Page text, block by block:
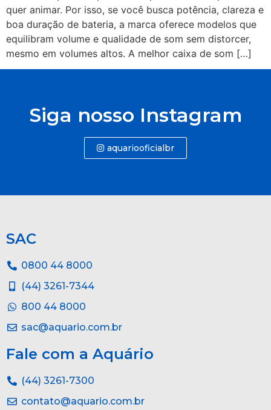
quer animar. Por isso, se você busca potência, clareza e
boa duração de bateria, a marca oferece modelos que
equilibram volume e qualidade de som sem distorcer,
mesmo em volumes altos. A melhor caixa de som […]
Siga nosso Instagram
aquariooficialbr
SAC
0800 44 8000
(44) 3261-7344
800 44 8000
sac@aquario.com.br
Fale com a Aquário
(44) 3261-7300
contato@aquario.com.br